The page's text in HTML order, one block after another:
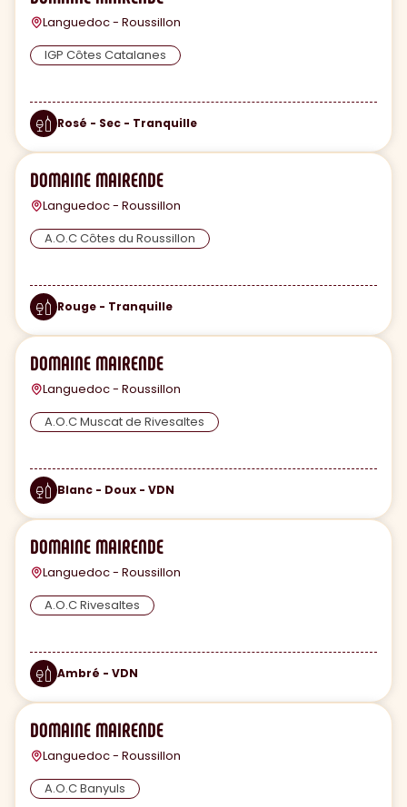
Languedoc - Roussillon
IGP Côtes Catalanes
Rosé - Sec - Tranquille
DOMAINE MAIRENDE
Languedoc - Roussillon
A.O.C Côtes du Roussillon
Rouge - Tranquille
DOMAINE MAIRENDE
Languedoc - Roussillon
A.O.C Muscat de Rivesaltes
Blanc - Doux - VDN
DOMAINE MAIRENDE
Languedoc - Roussillon
A.O.C Rivesaltes
Ambré - VDN
DOMAINE MAIRENDE
Languedoc - Roussillon
A.O.C Banyuls